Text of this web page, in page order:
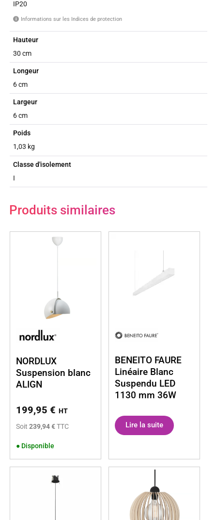
IP20
i Informations sur les Indices de protection
Hauteur
30 cm
Longeur
6 cm
Largeur
6 cm
Poids
1,03 kg
Classe d'isolement
I
Produits similaires
NORDLUX
Suspension blanc
ALIGN
199,95 € HT
Soit 239,94 €TTC
● Disponible
BENEITO FAURE
Linéaire Blanc
Suspendu LED
1130 mm 36W
Lire la suite